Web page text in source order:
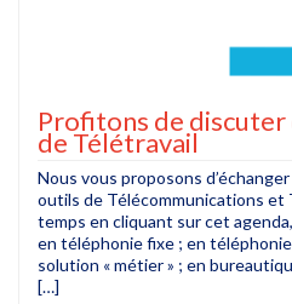
Profitons de
de Télétravail
Nous vous proposons
outils de Télécommunications et
temps en cliquant sur cet
en téléphonie fixe ; en
solution « métier » ; en
[…]